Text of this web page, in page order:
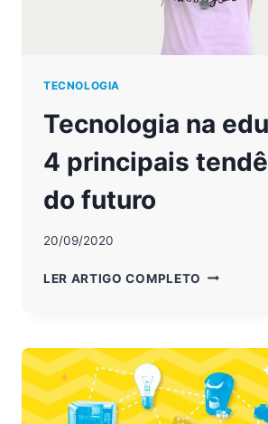
TECNOLOGIA
Tecnologia na
4 principais
do futuro
20/09/2020
LER ARTIGO COMPLETO
DO
FUTURO